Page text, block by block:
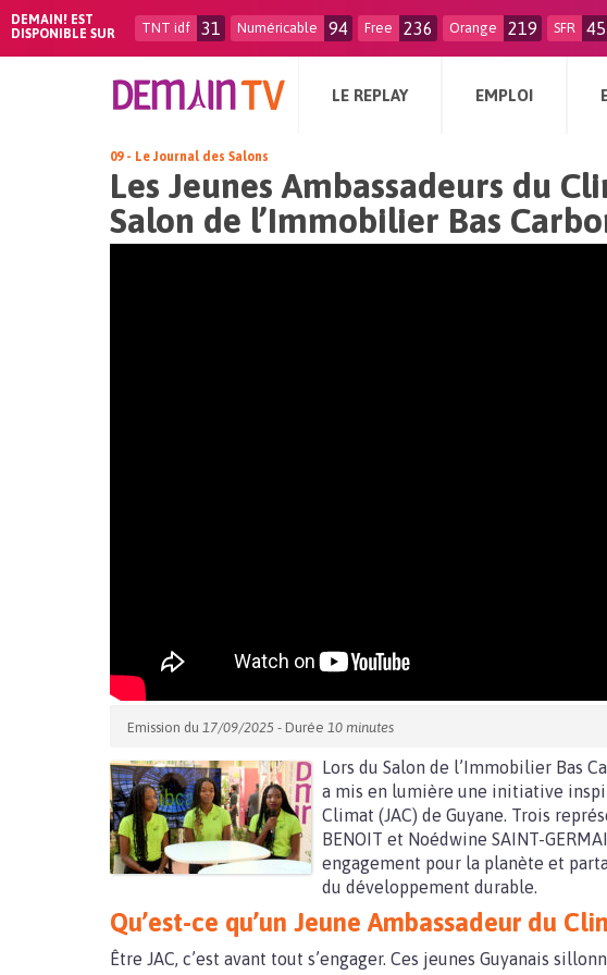
DEMAIN! EST
DISPONIBLE SUR
TNT idf 31 Numéricable 94 Free 236 Orange 219 SFR
LE REPLAY EMPLOI
09 - Le Journal des Salons
Les Jeunes Ambassadeurs du
Salon de l’Immobilier Bas
Emission du 17/09/2025 - Durée 10 minutes
Lors du Salon de l’Immobilier Bas
a mis en lumière une initiative
Climat (JAC) de Guyane. Trois
BENOIT et Noédwine SAINT-
engagement pour la planète et
du développement durable.
Qu’est-ce qu’un Jeune Ambassadeur du
Être JAC, c’est avant tout s’engager. Ces jeunes Guyanais